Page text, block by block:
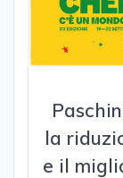
la
e il